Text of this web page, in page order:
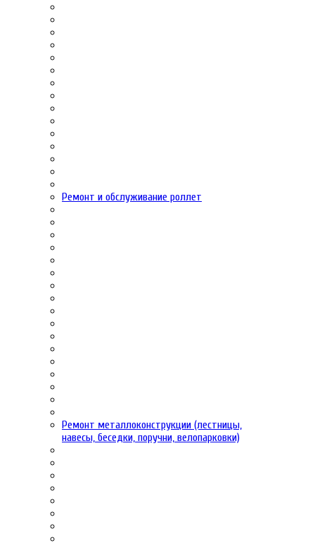
Ремонт и обслуживание роллет
Ремонт металлоконструкции (лестницы,
навесы, беседки, поручни, велопарковки)